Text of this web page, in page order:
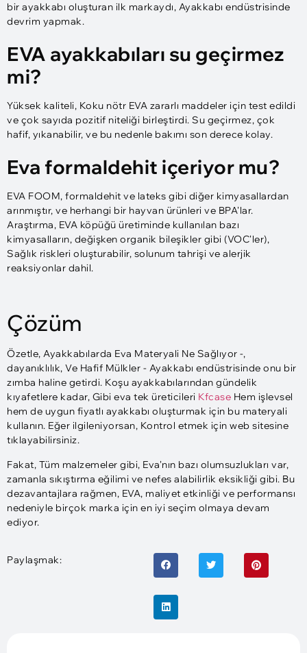
bir ayakkabı oluşturan ilk markaydı, Ayakkabı endüstrisinde
devrim yapmak.
EVA ayakkabıları su geçirmez
mi?
Yüksek kaliteli, Koku nötr EVA zararlı maddeler için test edildi
ve çok sayıda pozitif niteliği birleştirdi. Su geçirmez, çok
hafif, yıkanabilir, ve bu nedenle bakımı son derece kolay.
Eva formaldehit içeriyor mu?
EVA FOOM, formaldehit ve lateks gibi diğer kimyasallardan
arınmıştır, ve herhangi bir hayvan ürünleri ve BPA'lar.
Araştırma, EVA köpüğü üretiminde kullanılan bazı
kimyasalların, değişken organik bileşikler gibi (VOC'ler),
Sağlık riskleri oluşturabilir, solunum tahrişi ve alerjik
reaksiyonlar dahil.
Çözüm
Özetle, Ayakkabılarda Eva Materyali Ne Sağlıyor -,
dayanıklılık, Ve Hafif Mülkler - Ayakkabı endüstrisinde onu bir
zımba haline getirdi. Koşu ayakkabılarından gündelik
kıyafetlere kadar, Gibi eva tek üreticileri Kfcase Hem işlevsel
hem de uygun fiyatlı ayakkabı oluşturmak için bu materyali
kullanın. Eğer ilgileniyorsan, Kontrol etmek için web sitesine
tıklayabilirsiniz.
Fakat, Tüm malzemeler gibi, Eva'nın bazı olumsuzlukları var,
zamanla sıkıştırma eğilimi ve nefes alabilirlik eksikliği gibi. Bu
dezavantajlara rağmen, EVA, maliyet etkinliği ve performansı
nedeniyle birçok marka için en iyi seçim olmaya devam
ediyor.
Paylaşmak: